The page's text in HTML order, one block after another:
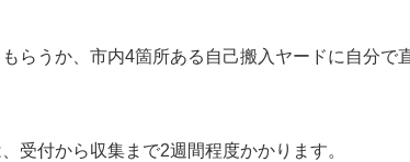
らうか、市内4箇所ある自己搬入ヤードに自分で
受付から収集まで2週間程度かかります。